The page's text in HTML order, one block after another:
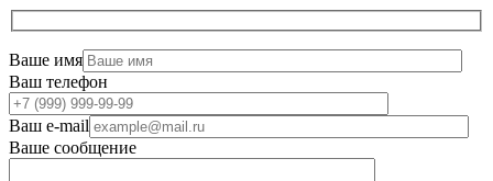
Ваше имя
Ваш телефон
Ваш e-mail
Ваше сообщение